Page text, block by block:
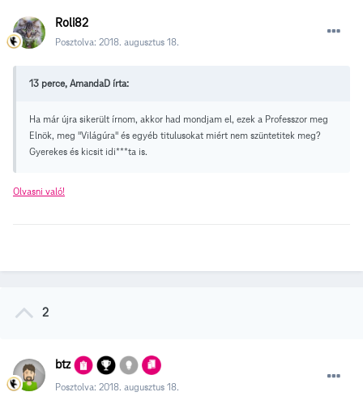
Roli82
Posztolva: 2018. augusztus 18.
13 perce, AmandaD írta:
Ha már újra sikerült írnom, akkor had mondjam el, ezek a Professzor meg
Elnök, meg "Világúra" és egyéb titulusokat miért nem szüntetitek meg?
Gyerekes és kicsit idi***ta is.
Olvasni való!
2
btz
Posztolva: 2018. augusztus 18.